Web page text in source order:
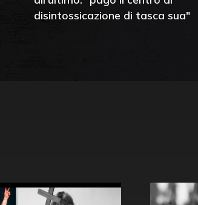
disintossicazione di tasca sua"